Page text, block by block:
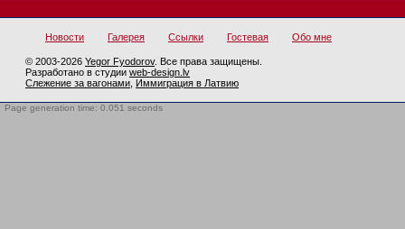
Новости Галерея Ссылки Гостевая Обо мне
© 2003-2026 Yegor Fyodorov. Все права защищены.
Разработано в студии web-design.lv
Слежение за вагонами Иммиграция в Латвию
Page generation time: 0.051 seconds